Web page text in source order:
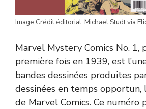
Image Crédit éditorial: Michael Studt via
Marvel Mystery Comics No. 1,
première fois en 1939, est
bandes dessinées produites
dessinées en temps opportun,
de Marvel Comics. Ce numéro